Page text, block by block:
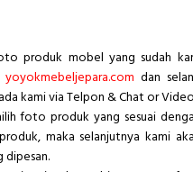
produk mobel yang sudah
yoyokmebeljepara.com dan
kami via Telpon & Chat or
foto produk yang sesuai
maka selanjutnya kami